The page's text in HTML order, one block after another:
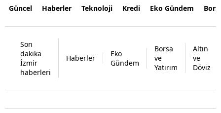
Güncel Haberler Teknoloji Kredi Eko Gündem
Son
dakika
İzmir
haberleri
Haberler
Eko
Gündem
Borsa
ve
Yatırım
Altın
ve
Döviz